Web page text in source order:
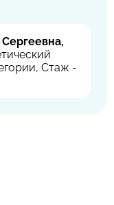
Стаж -